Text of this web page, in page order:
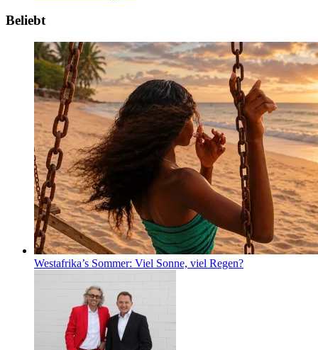
Beliebt
Westafrika’s Sommer: Viel Sonne, viel Regen?